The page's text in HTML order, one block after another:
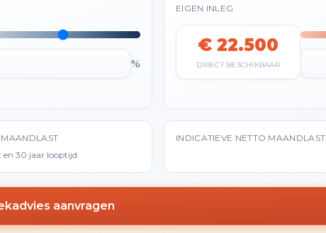
%
EIGEN INLEG
€ 22.500
DIRECT BESCHIKBAAR
en 30 jaar looptijd
INDICATIEVE NETTO MAANDLAST
aanvragen